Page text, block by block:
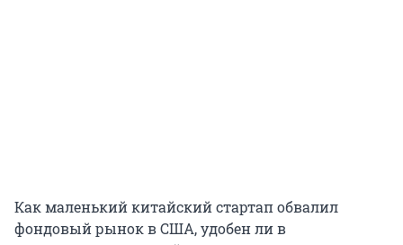
Как маленький китайский стартап обвалил
фондовый рынок в США, удобен ли в